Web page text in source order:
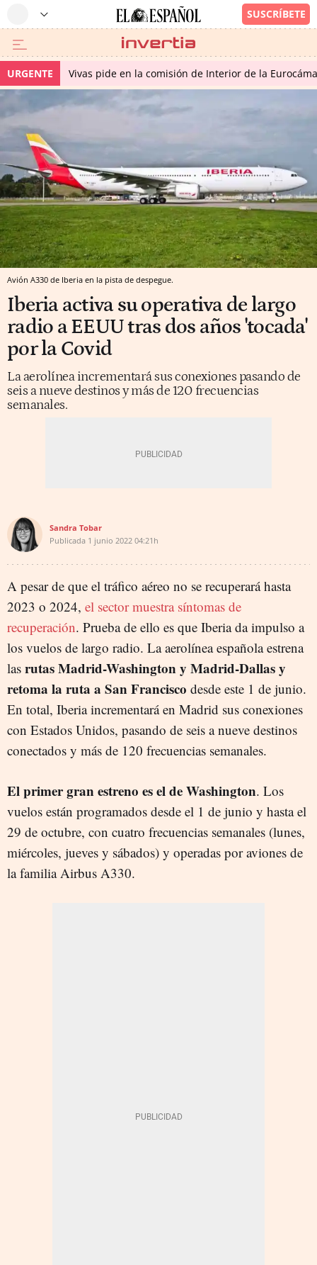
URGENTE Vivas pide en la comisión de Interior de la
Avión A330 de Iberia en la pista de despegue.
Iberia activa su operativa de largo
radio a EEUU tras dos años 'tocada'
por la Covid
La aerolínea incrementará sus conexiones pasando de
seis a nueve destinos y más de 120 frecuencias
semanales.
Sandra Tobar
Publicada 1 junio 2022 04:21h
A pesar de que el tráfico aéreo no se recuperará hasta
2023 o 2024, el sector muestra síntomas de
recuperación. Prueba de ello es que Iberia da impulso a
los vuelos de largo radio. La aerolínea española estrena
las rutas Madrid-Washington y Madrid-Dallas y
retoma la ruta a San Francisco desde este 1 de junio.
En total, Iberia incrementará en Madrid sus conexiones
con Estados Unidos, pasando de seis a nueve destinos
conectados y más de 120 frecuencias semanales.
El primer gran estreno es el de Washington. Los
vuelos están programados desde el 1 de junio y hasta el
29 de octubre, con cuatro frecuencias semanales (lunes,
miércoles, jueves y sábados) y operadas por aviones de
la familia Airbus A330.